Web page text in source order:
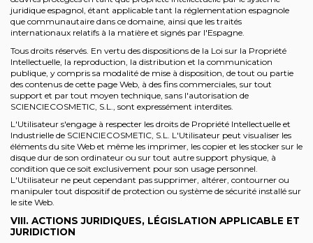
juridique espagnol, étant applicable tant la réglementation espagnole
que communautaire dans ce domaine, ainsi que les traités
internationaux relatifs à la matière et signés par l'Espagne.
Tous droits réservés. En vertu des dispositions de la Loi sur la Propriété
Intellectuelle, la reproduction, la distribution et la communication
publique, y compris sa modalité de mise à disposition, de tout ou partie
des contenus de cette page Web, à des fins commerciales, sur tout
support et par tout moyen technique, sans l'autorisation de
SCIENCIECOSMETIC, S.L., sont expressément interdites.
L'Utilisateur s'engage à respecter les droits de Propriété Intellectuelle et
Industrielle de SCIENCIECOSMETIC, S.L. L'Utilisateur peut visualiser les
éléments du site Web et même les imprimer, les copier et les stocker sur le
disque dur de son ordinateur ou sur tout autre support physique, à
condition que ce soit exclusivement pour son usage personnel.
L'Utilisateur ne peut cependant pas supprimer, altérer, contourner ou
manipuler tout dispositif de protection ou système de sécurité installé sur
le site Web.
VIII. ACTIONS JURIDIQUES, LÉGISLATION APPLICABLE ET
JURIDICTION